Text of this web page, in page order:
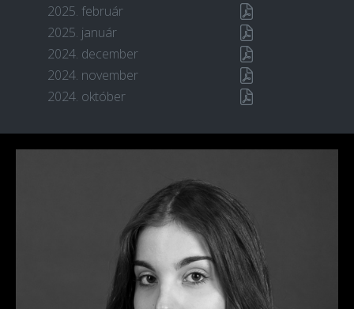
2025. február
2025. január
2024. december
2024. november
2024. október